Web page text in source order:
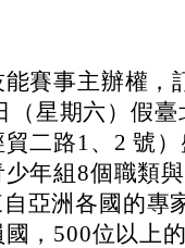
賽事主辦權，
星期六）假臺
二路1、2 號）
年組8個職類與
亞洲各國的專
，500位以上